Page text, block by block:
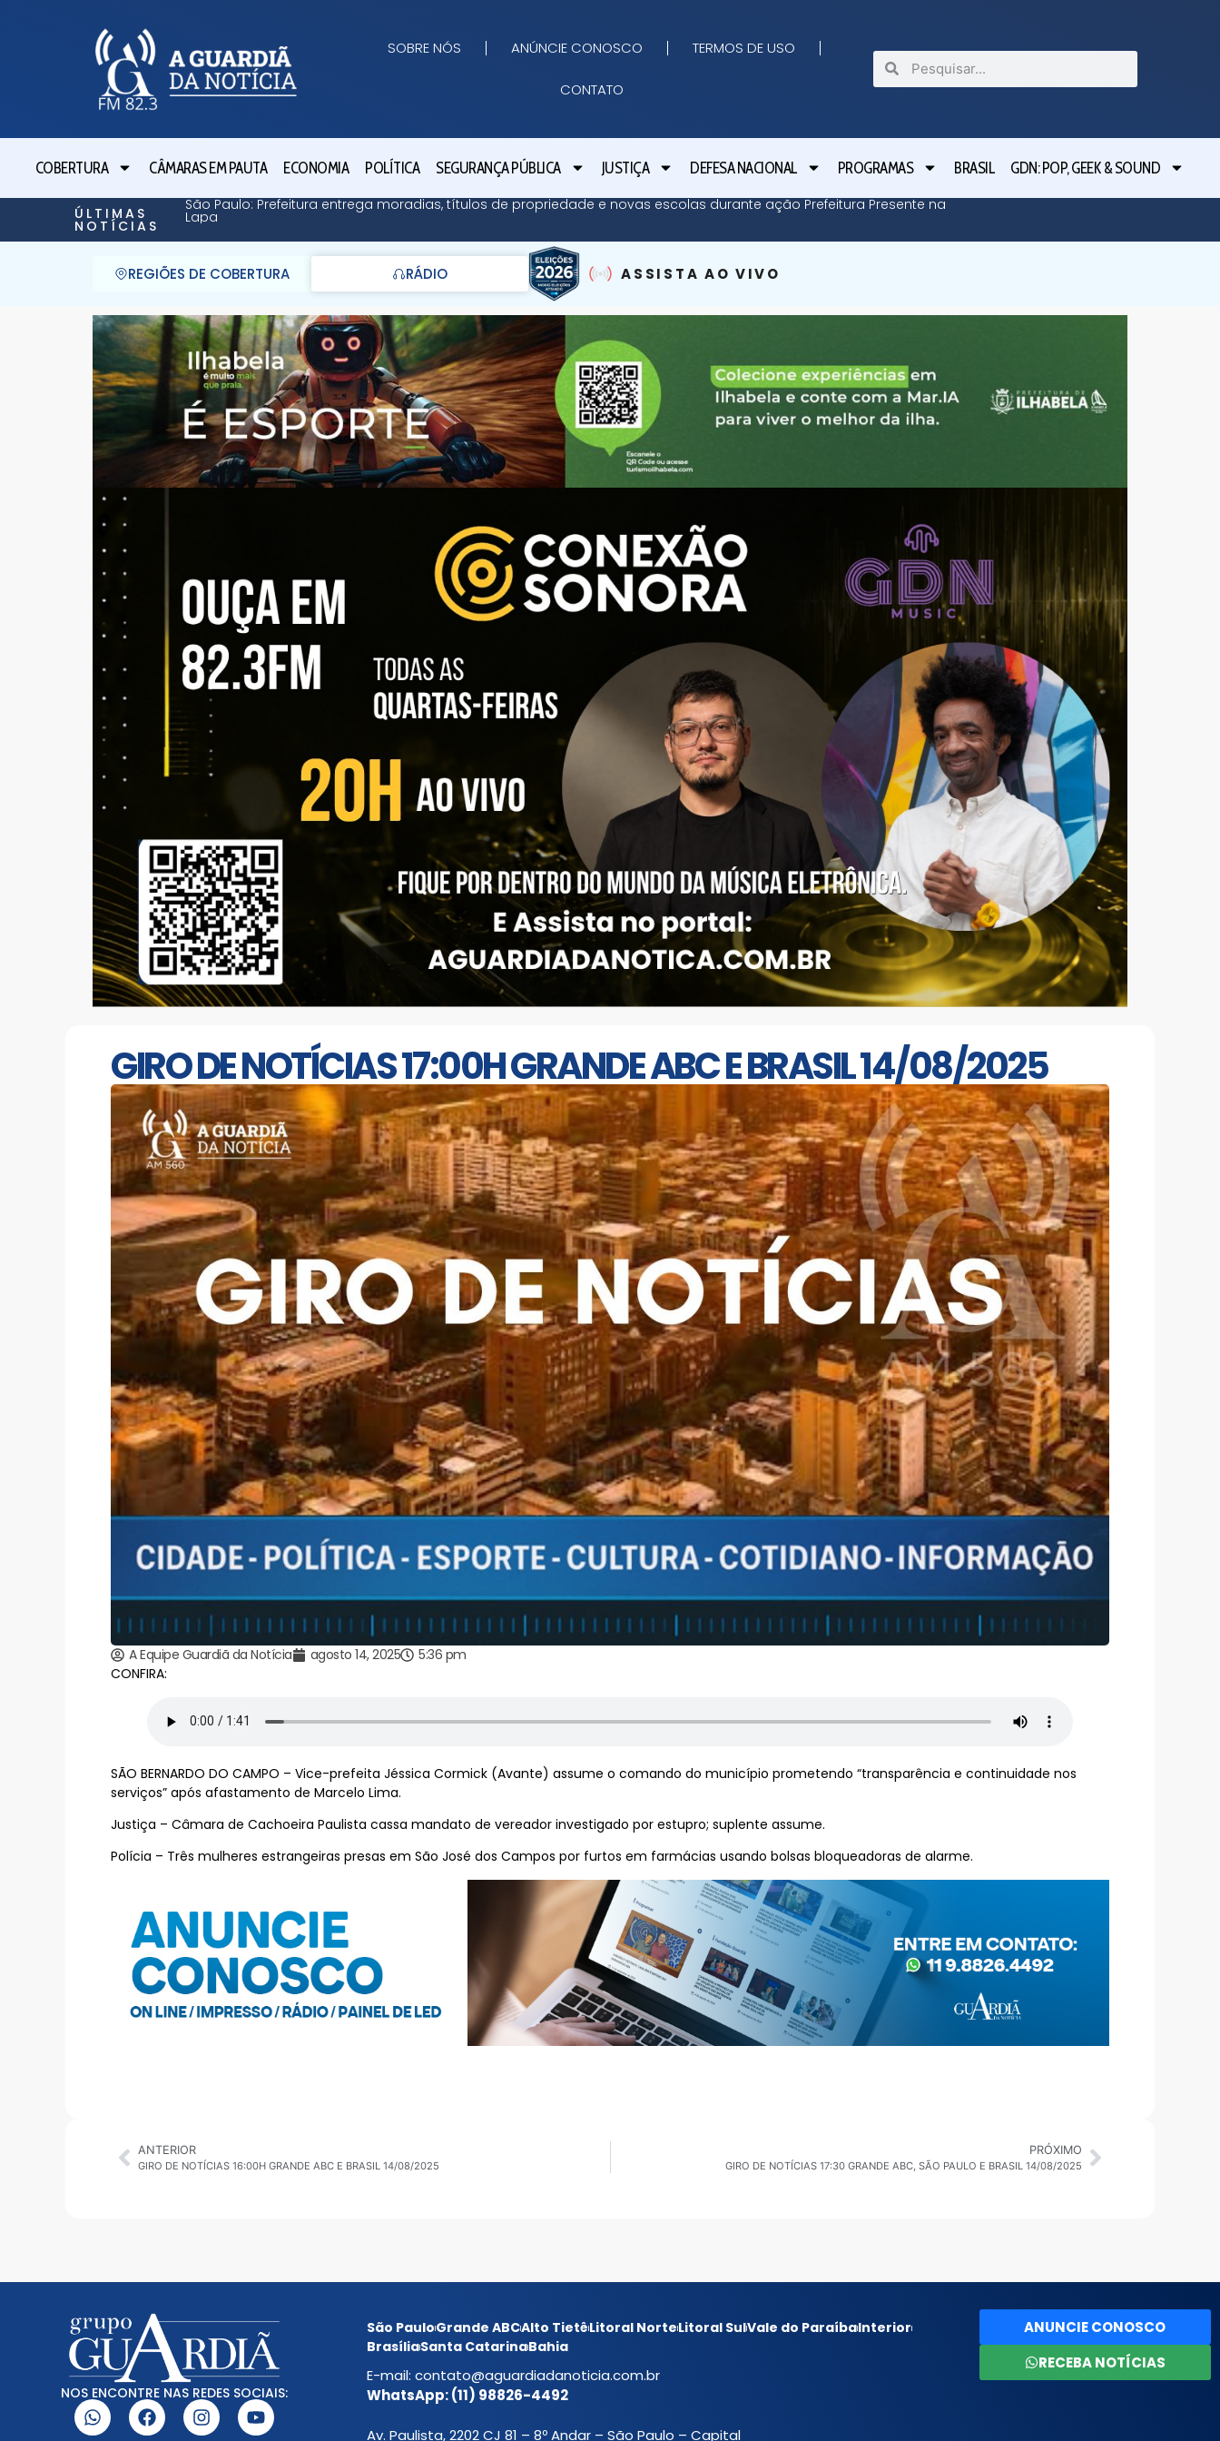
SOBRE NÓS ANÚNCIE CONOSCO TERMOS DE USO
CONTATO
COBERTURA CÂMARAS EM PAUTA ECONOMIA POLÍTICA SEGURANÇA PÚBLICA JUSTIÇA DEFESA NACIONAL PROGRAMAS BRASIL GDN: POP, GEEK & SOUND
ÚLTIMAS
NOTÍCIAS
São Paulo: Prefeitura entrega moradias, títulos de propriedade e novas escolas durante ação Prefeitura Presente na
Lapa
REGIÕES DE COBERTURA RÁDIO ASSISTA AO VIVO
GIRO DE NOTÍCIAS 17:00H GRANDE ABC E BRASIL 14/08/2025
A Equipe Guardiã da Notícia agosto 14, 2025
5:36 pm
CONFIRA:
SÃO BERNARDO DO CAMPO – Vice-prefeita Jéssica Cormick (Avante) assume o comando do município prometendo “transparência e continuidade nos
serviços” após afastamento de Marcelo Lima.
Justiça – Câmara de Cachoeira Paulista cassa mandato de vereador investigado por estupro; suplente assume.
Polícia – Três mulheres estrangeiras presas em São José dos Campos por furtos em farmácias usando bolsas bloqueadoras de alarme.
ANTERIOR
GIRO DE NOTÍCIAS 16:00H GRANDE ABC E BRASIL 14/08/2025
PRÓXIMO
GIRO DE NOTÍCIAS 17:30 GRANDE ABC, SÃO PAULO E BRASIL 14/08/2025
NOS ENCONTRE NAS REDES SOCIAIS:
São PauloGrande ABCAlto TietêLitoral NorteLitoral SulVale do ParaíbaInterior
BrasíliaSanta CatarinaBahia
E-mail: contato@aguardiadanoticia.com.br
WhatsApp: (11) 98826-4492
Av. Paulista, 2202 CJ 81 – 8º Andar – São Paulo – Capital
ANUNCIE CONOSCO
RECEBA NOTÍCIAS